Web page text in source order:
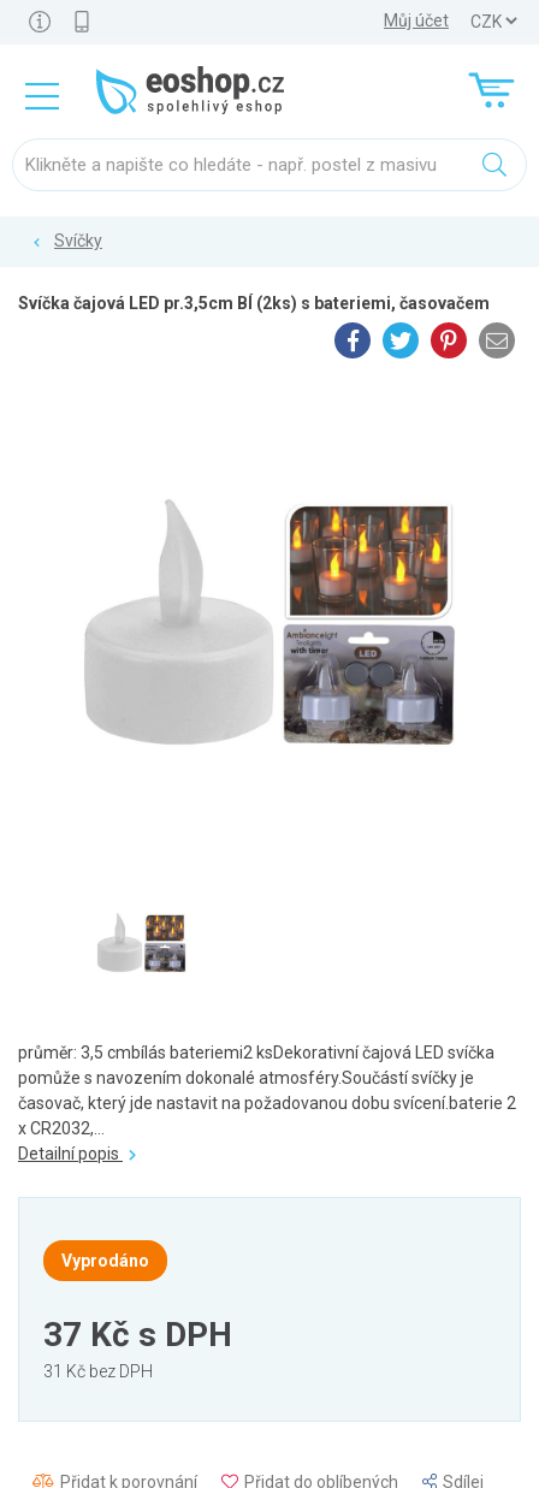
Můj účet
Svíčky
Svíčka čajová LED pr.3,5cm BÍ (2ks) s bateriemi, časovačem
průměr: 3,5 cmbílás bateriemi2 ksDekorativní čajová LED svíčka
pomůže s navozením dokonalé atmosféry.Součástí svíčky je
časovač, který jde nastavit na požadovanou dobu svícení.baterie 2
x CR2032,...
Detailní popis
Vyprodáno
37 Kč s DPH
31 Kč bez DPH
Přidat k porovnání Přidat do oblíbených
Sdílej